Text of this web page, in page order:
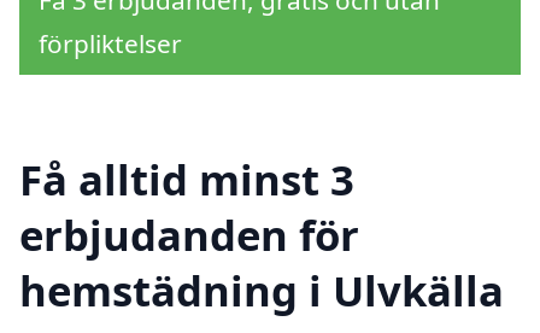
förpliktelser
Få alltid minst 3
erbjudanden för
hemstädning i Ulvkälla